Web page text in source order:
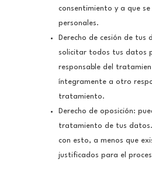
consentimiento y a que
personales.
Derecho de cesión de tus
solicitar todos tus datos
responsable del
íntegramente a otro
tratamiento.
Derecho de oposición:
tratamiento de tus
con esto, a menos que
justificados para el